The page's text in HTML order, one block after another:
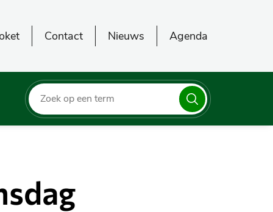
Contact Nieuws Agenda
Zoeken